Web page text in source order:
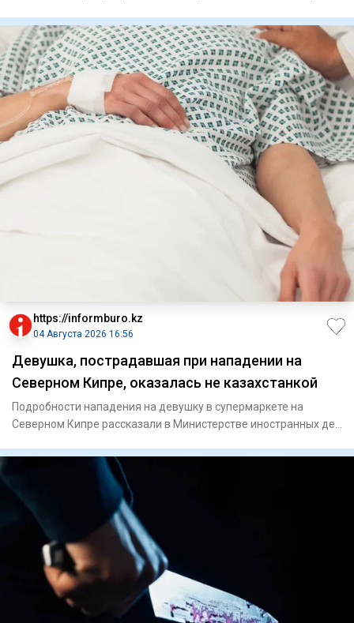
https://informburo.kz
04 Августа 2026 16:56
Девушка, пострадавшая при нападении на
Северном Кипре, оказалась не казахстанкой
Подробности нападения на девушку в супермаркете на
Северном Кипре рассказали в Министерстве иностранных дел